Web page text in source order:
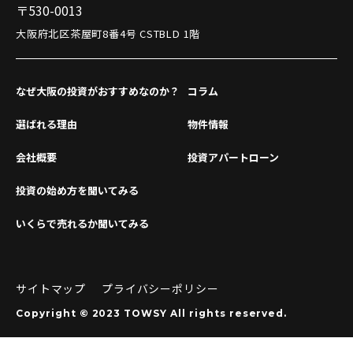
〒530-0013
大阪府北区茶屋町8番4号 CSTBLD 1階
なぜ大阪の投資がおすすめなのか？
選ばれる理由
会社概要
コラム
物件情報
投資アパートローン
投資の始め方を聞いてみる
いくらで売れるか聞いてみる
サイトマップ プライバシーポリシー
Copyright © 2023 TOWSY All rights reserved.